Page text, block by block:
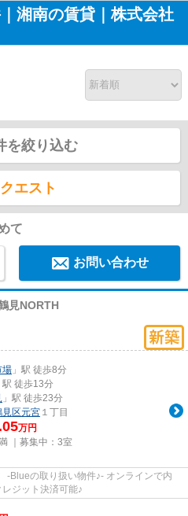
湘南の賃貸｜株式会社
を絞り込む
エスト
て
お問い合わせ
見NORTH
場 」駅 徒歩8分
駅 徒歩13分
」駅 徒歩23分
区元宮 １丁目
万円
｜募集中： 3室
-Blueの取り扱い物件♪- オンラインで内
ジット決済可能♪